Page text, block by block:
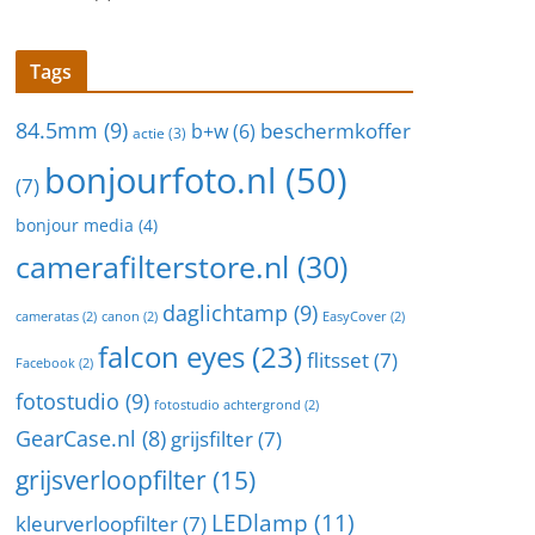
Tags
84.5mm (9) actie (3) b+w(6) beschermkoffer
(7) bonjourfoto.nl (50)
bonjour media (4)
camerafilterstore.nl (30)
cameratas (2) canon (2) daglichtamp (9) EasyCover (2)
Facebook (2) falcon eyes (23)flitsset(7)
fotostudio (9) fotostudio achtergrond (2)
GearCase.nl (8) grijsfilter(7)
grijsverloopfilter(15)
kleurverloopfilter(7) LEDlamp (11)